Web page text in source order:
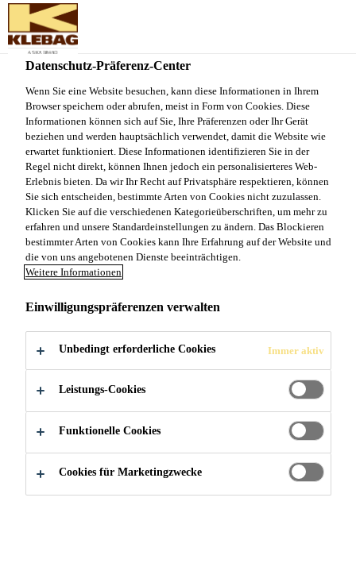
Sika Schweiz AG - VE Klebag
PRODUKTKATALO
G
News Produktkatalog
Unser neuer Produktekatalog ist da!
Übersichtlich und detailliert gestaltet bietet er Ihnen alle
Informationen auf einen Blick.
Datenschutz-Präferenz-Center
Wenn Sie eine Website besuchen, kann diese Informationen in Ihrem
Browser speichern oder abrufen, meist in Form von Cookies. Diese
Informationen können sich auf Sie, Ihre Präferenzen oder Ihr Gerät
beziehen und werden hauptsächlich verwendet, damit die Website wie
erwartet funktioniert. Diese Informationen identifizieren Sie in der
Regel nicht direkt, können Ihnen jedoch ein personalisierteres Web-
Erlebnis bieten. Da wir Ihr Recht auf Privatsphäre respektieren, können
Sie sich entscheiden, bestimmte Arten von Cookies nicht zuzulassen.
Klicken Sie auf die verschiedenen Kategorieüberschriften, um mehr zu
erfahren und unsere Standardeinstellungen zu ändern. Das Blockieren
bestimmter Arten von Cookies kann Ihre Erfahrung auf der Website und
die von uns angebotenen Dienste beeinträchtigen.
Weitere Informationen
Einwilligungspräferenzen verwalten
Unbedingt erforderliche Cookies Immer aktiv
Leistungs-Cookies
Funktionelle Cookies
Cookies für Marketingzwecke